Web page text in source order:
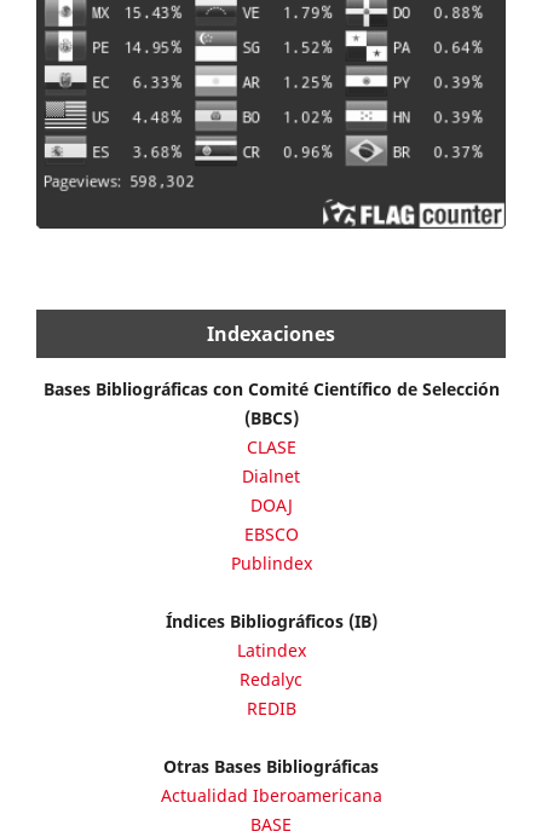
Indexaciones
Bases Bibliográficas con Comité Científico de Selección
(BBCS)
CLASE
Dialnet
DOAJ
EBSCO
Publindex
Índices Bibliográficos (IB)
Latindex
Redalyc
REDIB
Otras Bases Bibliográficas
Actualidad Iberoamericana
BASE